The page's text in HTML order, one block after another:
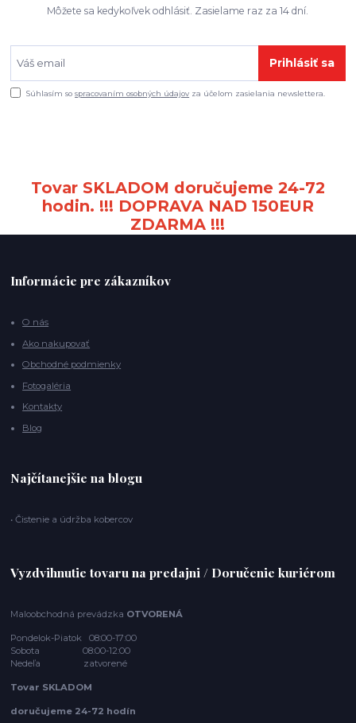
Môžete sa kedykoľvek odhlásiť. Zasielame raz za 14 dní.
Prihlásiť sa
Súhlasím sospracovaním osobných údajov za účelom zasielania newslettera.
Tovar SKLADOM doručujeme 24-72
hodin. !!! DOPRAVA NAD 150EUR
ZDARMA !!!
Informácie pre zákazníkov
O nás
Ako nakupovať
Obchodné podmienky
Fotogaléria
Kontakty
Blog
Najčítanejšie na blogu
• Čistenie a údržba kobercov
Vyzdvihnutie tovaru na predajni / Doručenie kuriérom
Maloobchodná prevádzka OTVORENÁ
Pondelok-Piatok 08:00-17:00
Sobota 08:00-12:00
Nedeľa zatvorené
Tovar SKLADOM
doručujeme 24-72 hodín